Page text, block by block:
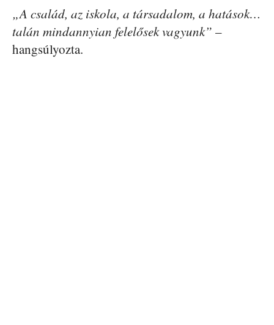
„A család, az iskola, a társadalom, a hatások…
talán mindannyian felelősek vagyunk” –
hangsúlyozta.